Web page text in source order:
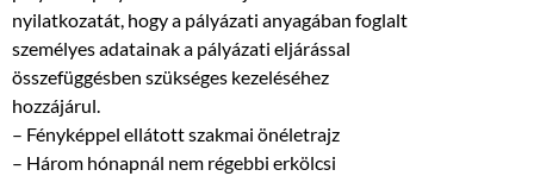
nyilatkozatát, hogy a pályázati anyagában foglalt
személyes adatainak a pályázati eljárással
összefüggésben szükséges kezeléséhez
hozzájárul.
– Fényképpel ellátott szakmai önéletrajz
– Három hónapnál nem régebbi erkölcsi